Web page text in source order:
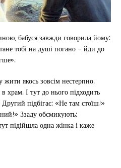
бабуся завжди говорила йому:
тобі на душі погано – йди до
жити якось зовсім нестерпно.
храм. І тут до нього підходить
підбігає: «Не там стоїш!»
Ззаду обсмикують:
підійшла одна жінка і каже